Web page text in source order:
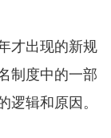
才出现的新规
制度中的一部
逻辑和原因。